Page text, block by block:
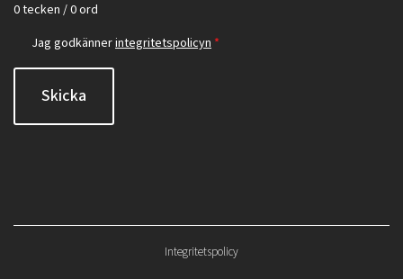
0 tecken / 0 ord
Jag godkännerintegritetspolicyn *
Skicka
Integritetspolicy